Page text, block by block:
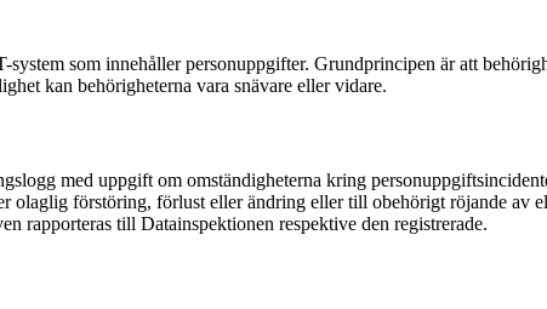
som innehåller personuppgifter. Grundprincipen är att
kan behörigheterna vara snävare eller vidare.
med uppgift om omständigheterna kring
olaglig förstöring, förlust eller ändring eller till obehörigt röjande av
rapporteras till Datainspektionen respektive den registrerade.